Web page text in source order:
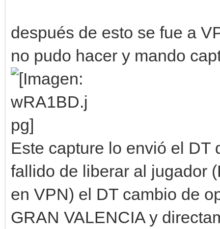
después de esto se fue a
no pudo hacer y mando
Este capture lo envió el DT
fallido de liberar al jugador
en VPN) el DT cambio de
GRAN VALENCIA y